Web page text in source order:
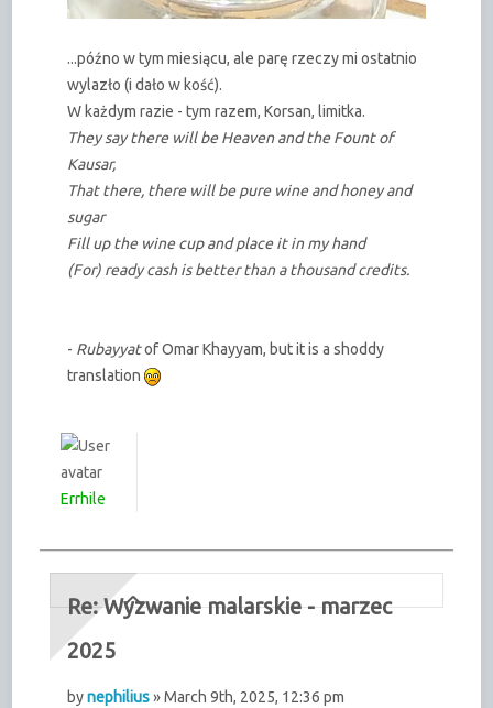
...późno w tym miesiącu, ale parę rzeczy mi ostatnio
wylazło (i dało w kość).
W każdym razie - tym razem, Korsan, limitka.
They say there will be Heaven and the Fount of
Kausar,
That there, there will be pure wine and honey and
sugar
Fill up the wine cup and place it in my hand
(For) ready cash is better than a thousand credits.
- Rubayyatof Omar Khayyam, but it is a shoddy
translation
Errhile
Re: Wyzwanie malarskie - marzec
2025
bynephilius» March 9th, 2025, 12:36 pm